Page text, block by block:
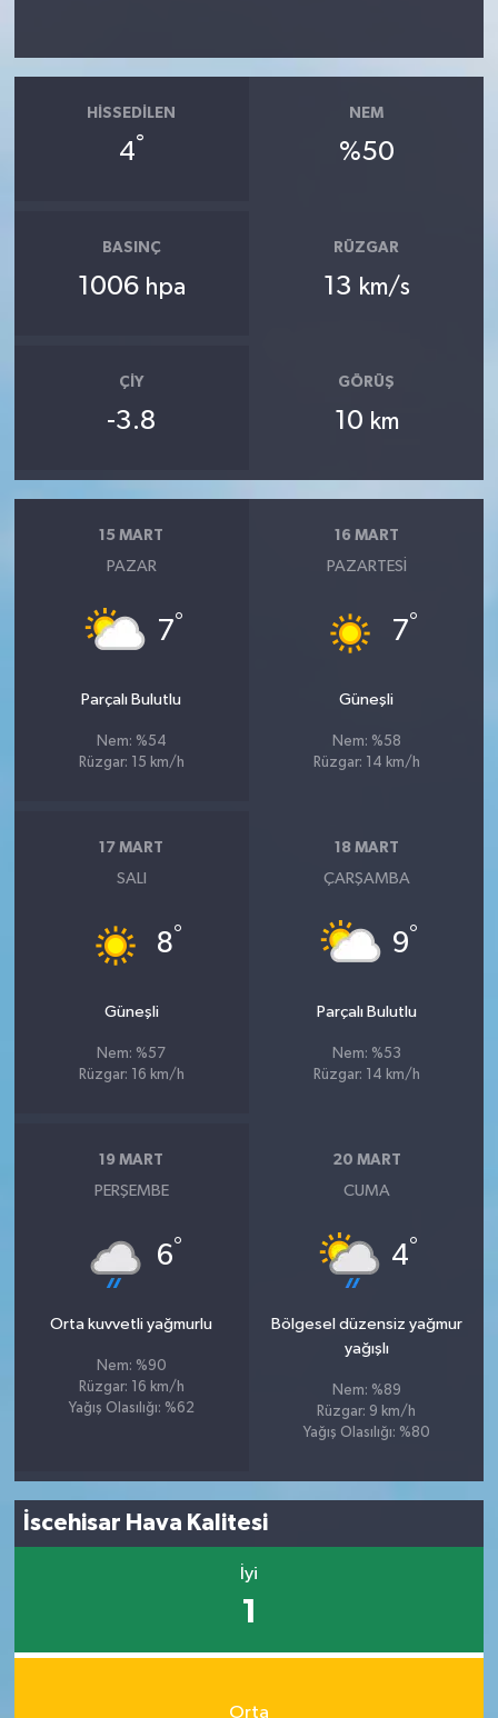
HISSEDILEN
4°
NEM
%50
BASINÇ
1006 hpa
RÜZGAR
13 km/s
ÇIY
-3.8
GÖRÜŞ
10 km
15 MART
PAZAR
7°
Parçalı Bulutlu
Nem: %54
Rüzgar: 15 km/h
16 MART
PAZARTESI
7°
Güneşli
Nem: %58
Rüzgar: 14 km/h
17 MART
SALI
8°
Güneşli
Nem: %57
Rüzgar: 16 km/h
18 MART
ÇARŞAMBA
9°
Parçalı Bulutlu
Nem: %53
Rüzgar: 14 km/h
19 MART
PERŞEMBE
6°
Orta kuvvetli yağmurlu
Nem: %90
Rüzgar: 16 km/h
Yağış Olasılığı: %62
20 MART
CUMA
4°
Bölgesel düzensiz yağmur
yağışlı
Nem: %89
Rüzgar: 9 km/h
Yağış Olasılığı: %80
İscehisar Hava Kalitesi
İyi
1
Orta